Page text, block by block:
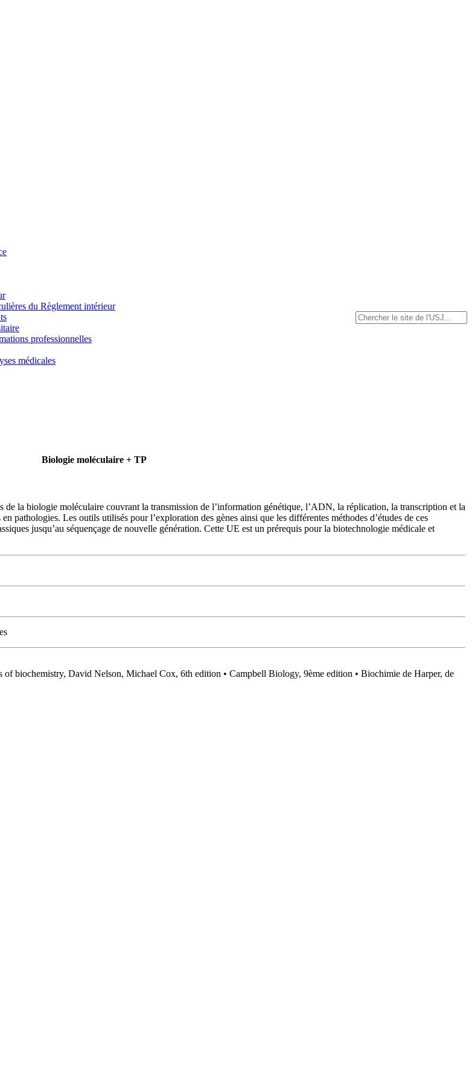
du Règlement intérieur
professionnelles
médicales
Biologie moléculaire + TP
de la biologie moléculaire couvrant la transmission de l’information génétique, l’ADN, la réplication, la transcription et la
pathologies. Les outils utilisés pour l’exploration des gènes ainsi que les différentes méthodes d’études de ces
jusqu’au séquençage de nouvelle génération. Cette UE est un prérequis pour la biotechnologie médicale et
biochemistry, David Nelson, Michael Cox, 6th edition • Campbell Biology, 9ème edition • Biochimie de Harper, de